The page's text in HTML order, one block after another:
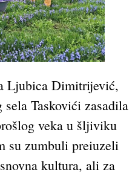
Ljubica Dimitrijević,
Taskovići zasadila
veka u šljiviku
su zumbuli preiuzeli
kultura, ali za